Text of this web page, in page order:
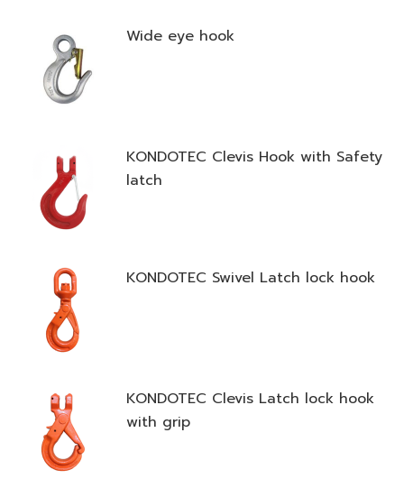
Wide eye hook
KONDOTEC Clevis Hook with Safety
latch
KONDOTEC Swivel Latch lock hook
KONDOTEC Clevis Latch lock hook
with grip